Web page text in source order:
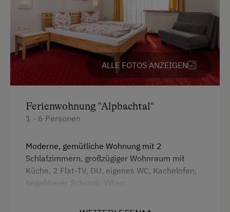
Wlan
Haupthaus
Doppelbett (Kingsize)
Stockbett
ALLE FOTOS ANZEIGEN
Ferienwohnung "Alpbachtal"
1 - 6 Personen
Moderne, gemütliche Wohnung mit 2
Schlafzimmern, großzügiger Wohnraum mit
Küche, 2 Flat-TV, DU, eigenes WC, Kachelofen,
begehbarer Schrank, WLan.